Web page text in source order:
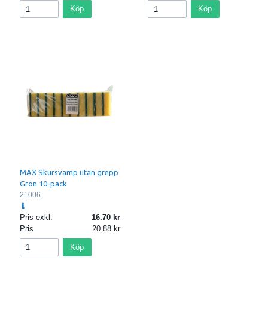
Köp Köp
MAX Skursvamp utan grepp
Grön 10-pack
21006
Pris exkl.
16.70
Pris
20.88
Köp